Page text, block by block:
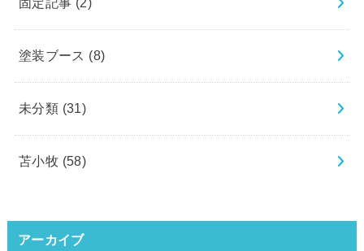
固定記事 (2)
塗装ブース (8)
未分類 (31)
苫小牧 (58)
アーカイブ